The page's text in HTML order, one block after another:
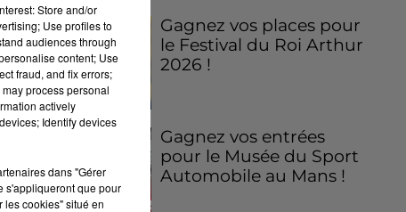
Gagnez vos places pour
le Festival du Roi Arthur
2026 !
Gagnez vos entrées
pour le Musée du Sport
Automobile au Mans !
Store and/or
Use profiles to
audiences through
content; Use
fraud, and fix errors;
process personal
actively
Identify devices
dans "Gérer
s'appliqueront que pour
les cookies" situé en